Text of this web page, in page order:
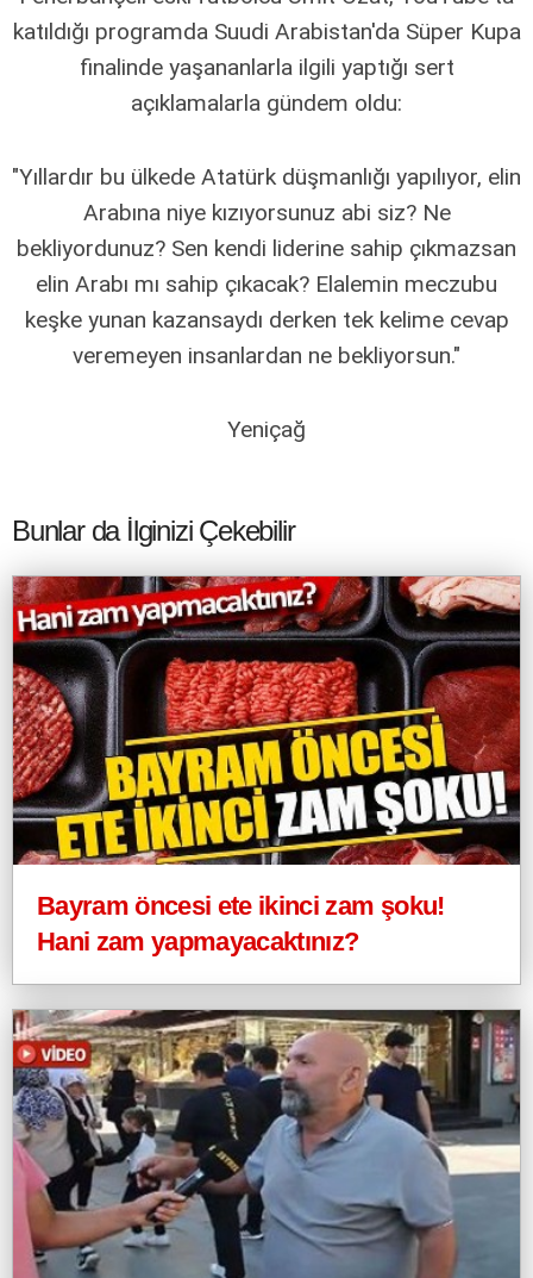
katıldığı programda Suudi Arabistan'da Süper Kupa
finalinde yaşananlarla ilgili yaptığı sert
açıklamalarla gündem oldu:
"Yıllardır bu ülkede Atatürk düşmanlığı yapılıyor, elin
Arabına niye kızıyorsunuz abi siz? Ne
bekliyordunuz? Sen kendi liderine sahip çıkmazsan
elin Arabı mı sahip çıkacak? Elalemin meczubu
keşke yunan kazansaydı derken tek kelime cevap
veremeyen insanlardan ne bekliyorsun."
Yeniçağ
Bunlar da İlginizi Çekebilir
Bayram öncesi ete ikinci zam şoku!
Hani zam yapmayacaktınız?